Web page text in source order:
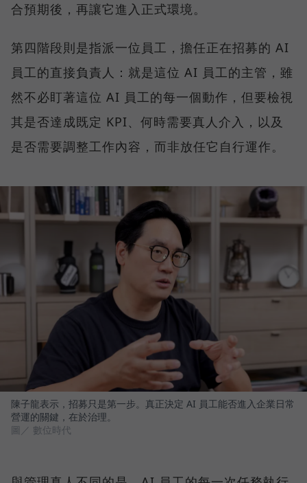
合預期後，再讓它進入正式環境。
第四階段則是指派一位員工，擔任正在招募的 AI
員工的直接負責人：就是這位 AI 員工的主管，雖
然不必盯著這位 AI 員工的每一個動作，但要檢視
其是否達成既定 KPI、何時需要真人介入，以及
是否需要調整工作內容，而非放任它自行運作。
陳子龍表示，招募只是第一步。真正決定 AI 員工能否進入企業日常
營運的關鍵，在於治理。
圖／ 數位時代